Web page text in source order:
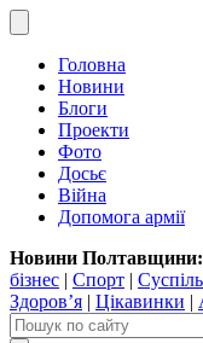
Головна
Новини
Блоги
Проекти
Фото
Досьє
Війна
Допомога армії
Новини Полтавщини:
бізнес | Спорт |
Здоров’я | Цікавинки |